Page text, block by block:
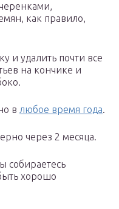
как правило,
и удалить почти все
на кончике и
в любое время года.
через 2 месяца.
собираетесь
хорошо